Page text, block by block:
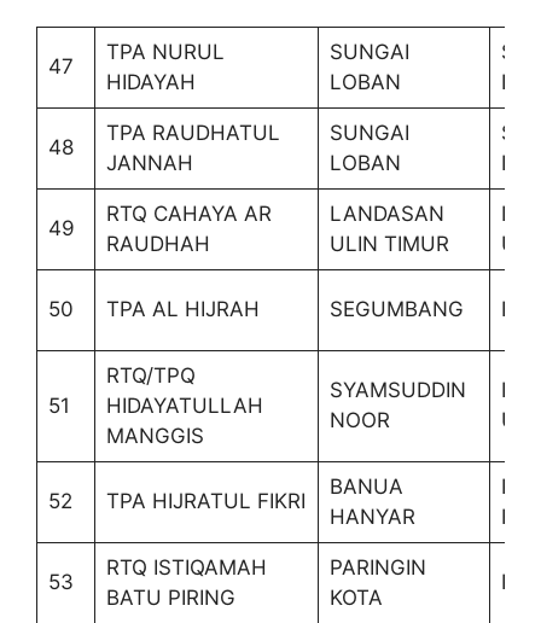
47
TPA NURUL
HIDAYAH
SUNGAI
LOBAN
48
TPA RAUDHATUL
JANNAH
SUNGAI
LOBAN
49
RTQ CAHAYA AR
RAUDHAH
LANDASAN
ULIN TIMUR
50 TPA AL HIJRAH SEGUMBANG
51
RTQ/TPQ
HIDAYATULLAH
MANGGIS
SYAMSUDDIN
NOOR
52 TPA HIJRATUL FIKRI
BANUA
HANYAR
53
RTQ ISTIQAMAH
BATU PIRING
PARINGIN
KOTA